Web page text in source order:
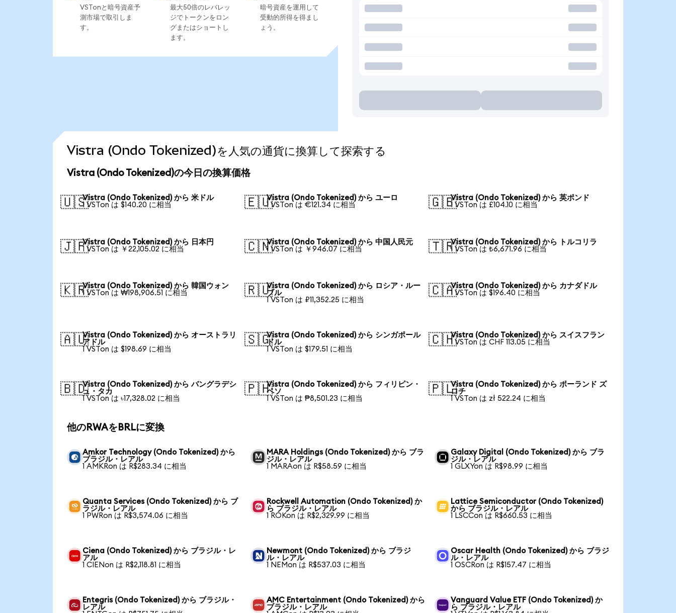
VSTonと暗号資産予
測市場で取引しま
す。
最大50倍のレバレッ
ジでトークンをロン
グまたはショートし
ます。
暗号資産を運用して
受動的所得を得まし
ょう。
Vistra (Ondo Tokenized)を人気の通貨に換算して探索する
Vistra (Ondo Tokenized)の今日の換算価格
🇺🇸Vistra (Ondo Tokenized) から 米ドル
1 VSTon は $140.20 に相当
🇪🇺Vistra (Ondo Tokenized) から ユーロ
1 VSTon は €121.34 に相当
🇬🇧Vistra (Ondo Tokenized) から 英ポンド
1 VSTon は £104.10 に相当
🇯🇵Vistra (Ondo Tokenized) から 日本円
1 VSTon は ￥22,105.02 に相当
🇨🇳Vistra (Ondo Tokenized) から 中国人民元
1 VSTon は ￥946.07 に相当
🇹🇷Vistra (Ondo Tokenized) から トルコリラ
1 VSTon は ₺6,671.96 に相当
🇰🇷Vistra (Ondo Tokenized) から 韓国ウォン
1 VSTon は ₩198,906.51 に相当
🇷🇺Vistra (Ondo Tokenized) から ロシア・ルー
ブル
1 VSTon は ₽11,352.25 に相当
🇨🇦Vistra (Ondo Tokenized) から カナダドル
1 VSTon は $196.40 に相当
🇦🇺Vistra (Ondo Tokenized) から オーストラリ
アドル
1 VSTon は $198.69 に相当
🇸🇬Vistra (Ondo Tokenized) から シンガポール
ドル
1 VSTon は $179.51 に相当
🇨🇭Vistra (Ondo Tokenized) から スイスフラン
1 VSTon は CHF 113.05 に相当
🇧🇩Vistra (Ondo Tokenized) から バングラデシ
ュ・タカ
1 VSTon は ৳17,328.02 に相当
🇵🇭Vistra (Ondo Tokenized) から フィリピン・
ペソ
1 VSTon は ₱8,501.23 に相当
🇵🇱Vistra (Ondo Tokenized) から ポーランド ズ
ロチ
1 VSTon は zł 522.24 に相当
他のRWAをBRLに変換
Amkor Technology (Ondo Tokenized) から
ブラジル・レアル
1 AMKRon は R$283.34 に相当
MARA Holdings (Ondo Tokenized) から ブラ
ジル・レアル
1 MARAon は R$58.59 に相当
Galaxy Digital (Ondo Tokenized) から ブラ
ジル・レアル
1 GLXYon は R$98.99 に相当
Quanta Services (Ondo Tokenized) から ブ
ラジル・レアル
1 PWRon は R$3,574.06 に相当
Rockwell Automation (Ondo Tokenized) か
ら ブラジル・レアル
1 ROKon は R$2,329.99 に相当
Lattice Semiconductor (Ondo Tokenized)
から ブラジル・レアル
1 LSCCon は R$660.53 に相当
Ciena (Ondo Tokenized) から ブラジル・レ
アル
1 CIENon は R$2,118.81 に相当
Newmont (Ondo Tokenized) から ブラジ
ル・レアル
1 NEMon は R$537.03 に相当
Oscar Health (Ondo Tokenized) から ブラジ
ル・レアル
1 OSCRon は R$157.47 に相当
Entegris (Ondo Tokenized) から ブラジル・
レアル
AMC Entertainment (Ondo Tokenized) から
ブラジル・レアル
Vanguard Value ETF (Ondo Tokenized) か
ら ブラジル・レアル